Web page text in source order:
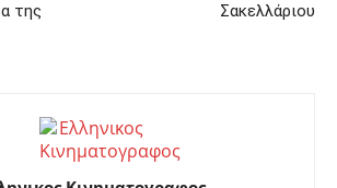
της
Σακελλάριου